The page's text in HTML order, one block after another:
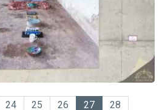
24 25 26 27 28